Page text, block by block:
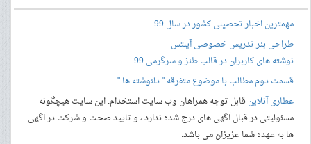
مهمترین اخبار تحصیلی کشور در سال 99
طراحی بنرتدریس خصوصی آیلتس
نوشته های کاربران در قالب طنز و سرگرمی 99
قسمت دوم مطالب با موضوع متفرقه " دلنوشته ها "
عطاری آنلاینقابل توجه همراهان وب سایت استخدام: این سایت هیچگونه
مسئولیتی در قبال آگهی های درج شده ندارد ، و تایید صحت و شرکت در آگهی
ها به عهده شما عزیزان می باشد.